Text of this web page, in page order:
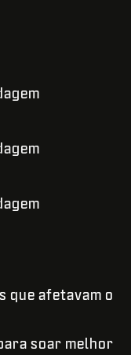
que afetavam o
soar melhor